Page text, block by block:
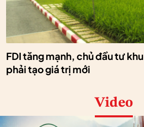
FDI tăng mạnh, chủ đầu tư
phải tạo giá trị mới
Video